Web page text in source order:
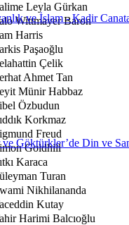
Leyla Gürkan
Wittmayer Baron
Harris
Paşaoğlu
Çelik
Ahmet Tan
Münir Habbaz
Özbudun
Korkmaz
Freud
Goldhill
Karaca
Turan
Nikhilananda
Kutay
Harimi Balcıoğlu
ve İslam - Kadir